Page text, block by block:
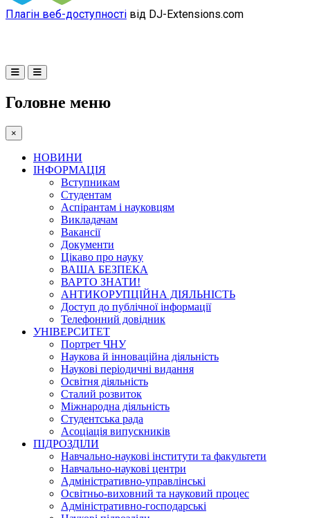
Плагін веб-доступності від DJ-Extensions.com
Головне меню
×
НОВИНИ
ІНФОРМАЦІЯ
Вступникам
Студентам
Аспірантам і науковцям
Викладачам
Вакансії
Документи
Цікаво про науку
ВАША БЕЗПЕКА
ВАРТО ЗНАТИ!
АНТИКОРУПЦІЙНА ДІЯЛЬНІСТЬ
Доступ до публічної інформації
Телефонний довідник
УНІВЕРСИТЕТ
Портрет ЧНУ
Наукова й інноваційна діяльність
Наукові періодичні видання
Освітня діяльність
Сталий розвиток
Міжнародна діяльність
Студентська рада
Асоціація випускників
ПІДРОЗДІЛИ
Навчально-наукові інститути та факультети
Навчально-наукові центри
Адміністративно-управлінські
Освітньо-виховний та науковий процес
Адміністративно-господарські